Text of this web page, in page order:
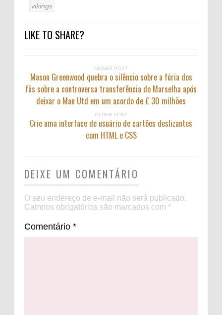
vikings
LIKE TO SHARE?
NEWER POST
Mason Greenwood quebra o silêncio sobre a fúria dos
fãs sobre a controversa transferência do Marselha após
deixar o Man Utd em um acordo de £ 30 milhões
OLDER POST
Crie uma interface de usuário de cartões deslizantes
com HTML e CSS
DEIXE UM COMENTÁRIO
O seu endereço de e-mail não será publicado.
Campos obrigatórios são marcados com *
Comentário *